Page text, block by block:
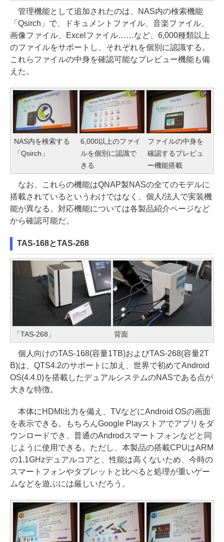
管理機能として追加されたのは、NAS内の検索機能
「Qsirch」で、ドキュメントファイル、音楽ファイル、
画像ファイル、Excelファイル……など、6,000種類以上
のファイルをサポートし、それぞれを個別に認識する。
これらファイルの中身を確認可能なプレビュー機能も備
えた。
NAS内を検索する
「Qsirch」
6,000以上のファイ
ルを個別に認識で
きる
ファイルの中身を
確認するプレビュ
ー機能搭載
なお、これらの機能はQNAP製NASの全てのモデルに
搭載されているというわけではなく、個人/法人で実装機
能が異なる。対応機能については各製品紹介ページなど
から確認可能だ。
TAS-168とTAS-268
「TAS-268」 背面
個人向けのTAS-168(容量1TB)およびTAS-268(容量2T
B)は、QTS4.2のサポートに加え、世界で初めてAndroid
OS(4.4.0)を搭載したデュアルシステムのNASである点が
大きな特徴。
本体にHDMI出力を備え、TVなどにAndroid OSの画面
を表示できる。もちろんGoogle Playストアでアプリをダ
ウンロードでき、普通のAndrodスマートフォンなどと同
じように使用できる。ただし、本製品の搭載CPUはARM
の1.1GHzデュアルコアと、性能は高くないため、今時の
スマートフォンやタブレットと比べると処理が重いゲー
ムなどを遊ぶには厳しいだろう。